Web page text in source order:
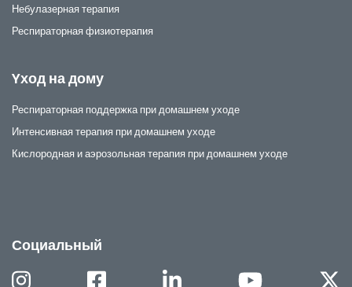
Небулазерная терапия
Респираторная физиотерапия
Yход на дому
Респираторная поддержка при домашнем уходе
Интенсивная терапия при домашнем уходе
Кислородная и аэрозольная терапия при домашнем уходе
Социальный